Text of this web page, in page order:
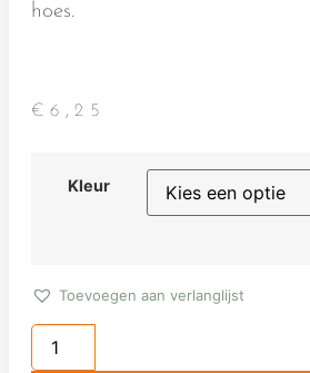
hoes.
€6,25
Kleur
Toevoegen aan verlanglijst